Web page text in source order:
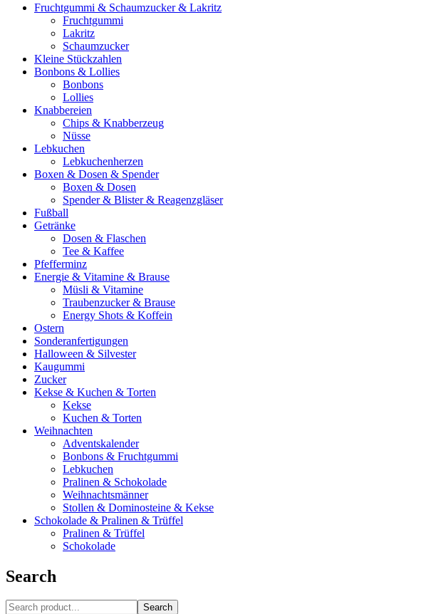
Fruchtgummi & Schaumzucker & Lakritz
Fruchtgummi
Lakritz
Schaumzucker
Kleine Stückzahlen
Bonbons & Lollies
Bonbons
Lollies
Knabbereien
Chips & Knabberzeug
Nüsse
Lebkuchen
Lebkuchenherzen
Boxen & Dosen & Spender
Boxen & Dosen
Spender & Blister & Reagenzgläser
Fußball
Getränke
Dosen & Flaschen
Tee & Kaffee
Pfefferminz
Energie & Vitamine & Brause
Müsli & Vitamine
Traubenzucker & Brause
Energy Shots & Koffein
Ostern
Sonderanfertigungen
Halloween & Silvester
Kaugummi
Zucker
Kekse & Kuchen & Torten
Kekse
Kuchen & Torten
Weihnachten
Adventskalender
Bonbons & Fruchtgummi
Lebkuchen
Pralinen & Schokolade
Weihnachtsmänner
Stollen & Dominosteine & Kekse
Schokolade & Pralinen & Trüffel
Pralinen & Trüffel
Schokolade
Search
Search